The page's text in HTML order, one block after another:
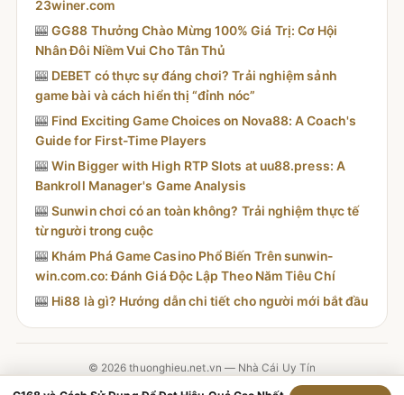
23winer.com
🎰GG88 Thưởng Chào Mừng 100% Giá Trị: Cơ Hội
Nhân Đôi Niềm Vui Cho Tân Thủ
🎰 DEBET có thực sự đáng chơi? Trải nghiệm sảnh
game bài và cách hiển thị “đỉnh nóc”
🎰 Find Exciting Game Choices on Nova88: A Coach's
Guide for First-Time Players
🎰Win Bigger with High RTP Slots at uu88.press: A
Bankroll Manager's Game Analysis
🎰Sunwin chơi có an toàn không? Trải nghiệm thực tế
từ người trong cuộc
🎰 Khám Phá Game Casino Phổ Biến Trên sunwin-
win.com.co: Đánh Giá Độc Lập Theo Năm Tiêu Chí
🎰 Hi88 là gì? Hướng dẫn chi tiết cho người mới bắt đầu
© 2026 thuonghieu.net.vn — Nhà Cái Uy Tín
Contact · Chính Sách Giao Dịch ·Chính Sách Hoàn Trả· Chính Sách Bảo